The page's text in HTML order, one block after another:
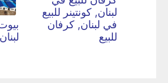
لبنان, كونتينر للبيع
في لبنان, كرفان
للبيع